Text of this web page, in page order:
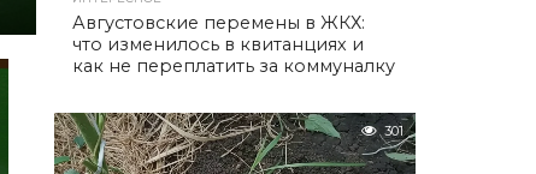
Августовские перемены в ЖКХ:
что изменилось в квитанциях и
как не переплатить за коммуналку
301